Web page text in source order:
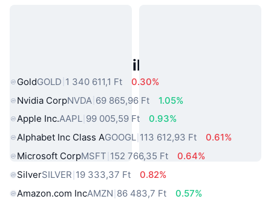
Népszerű Való Világbeli Eszközök
GoldGOLD 1 340 611,1 Ft
0.30%
Nvidia CorpNVDA 69 865,96 Ft
1.05%
Apple Inc.AAPL 99 005,59 Ft
0.93%
Alphabet Inc Class AGOOGL 113 612,93 Ft
0.61%
Microsoft CorpMSFT 152 766,35 Ft
0.64%
SilverSILVER 19 333,37 Ft
0.82%
Amazon.com IncAMZN 86 483,7 Ft
0.57%